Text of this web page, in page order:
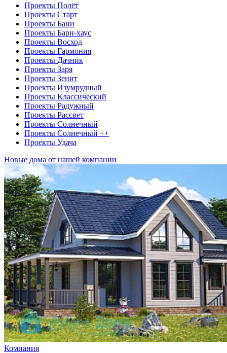
Проекты Полёт
Проекты Старт
Проекты Бани
Проекты Барн-хаус
Проекты Восход
Проекты Гармония
Проекты Дачник
Проекты Заря
Проекты Зенит
Проекты Изумрудный
Проекты Классический
Проекты Радужный
Проекты Рассвет
Проекты Солнечный
Проекты Солнечный ++
Проекты Удача
Новые дома от нашей компании
Компания